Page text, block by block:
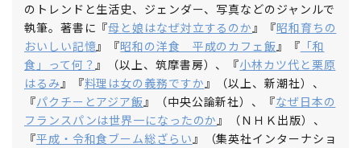
のトレンドと生活史、ジェンダー、写真などのジャンルで
執筆。著書に『母と娘はなぜ対立するのか』『昭和育ちの
おいしい記憶』『昭和の洋食 平成のカフェ飯』『 「和
食」って何？』（以上、筑摩書房）、『小林カツ代と栗原
はるみ』『料理は女の義務ですか』（以上、新潮社）、
『パクチーとアジア飯』（中央公論新社）、『なぜ日本の
フランスパンは世界一になったのか』（ＮＨＫ出版）、
『平成・令和食ブーム総ざらい』（集英社インターナショ